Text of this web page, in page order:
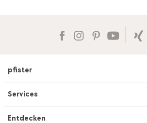
pfister
Unternehmen
Services
Beratung
Entdecken